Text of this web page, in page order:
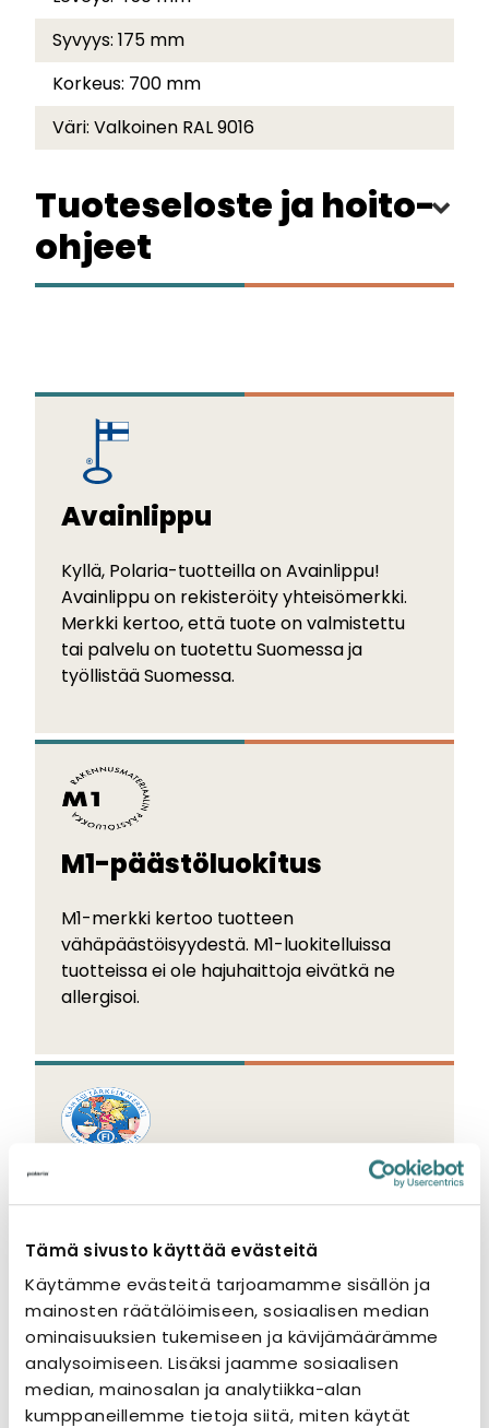
Tämä sivusto käyttää evästeitä
Käytämme evästeitä tarjoamamme sisällön ja
mainosten räätälöimiseen, sosiaalisen median
ominaisuuksien tukemiseen ja kävijämäärämme
analysoimiseen. Lisäksi jaamme sosiaalisen
median, mainosalan ja analytiikka-alan
kumppaneillemme tietoja siitä, miten käytät
Syvyys: 175 mm
Korkeus: 700 mm
Väri: Valkoinen RAL 9016
Tuoteseloste ja hoito-
ohjeet
Avainlippu
Kyllä, Polaria-tuotteilla on Avainlippu!
Avainlippu on rekisteröity yhteisömerkki.
Merkki kertoo, että tuote on valmistettu
tai palvelu on tuotettu Suomessa ja
työllistää Suomessa.
M1-päästöluokitus
M1-merkki kertoo tuotteen
vähäpäästöisyydestä. M1-luokitelluissa
tuotteissa ei ole hajuhaittoja eivätkä ne
allergisoi.
FI-merkki osoittaa, että tuote täyttää
standardin tai viranomaismääräysten ja -
ohjeiden vaatimukset.